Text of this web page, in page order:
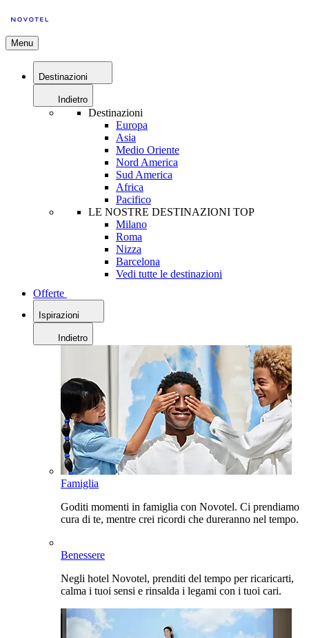
Menu
Destinazioni
Indietro
Destinazioni
Europa
Asia
Medio Oriente
Nord America
Sud America
Africa
Pacifico
LE NOSTRE DESTINAZIONI TOP
Milano
Roma
Nizza
Barcelona
Vedi tutte le destinazioni
Offerte
Ispirazioni
Indietro
Famiglia
Goditi momenti in famiglia con Novotel. Ci prendiamo
cura di te, mentre crei ricordi che dureranno nel tempo.
Benessere
Negli hotel Novotel, prenditi del tempo per ricaricarti,
calma i tuoi sensi e rinsalda i legami con i tuoi cari.